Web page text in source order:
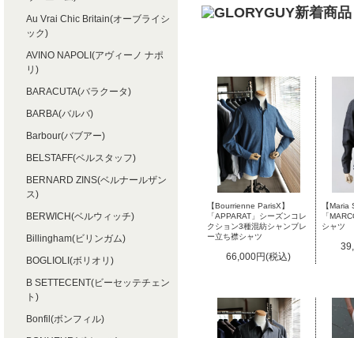
【Bourrienne ParisX】
「APPARAT」シーズンコレ
クション3種混紡シャンブレ
ー立ち襟シャツ
66,000円(税込)
【
「
シャツ
Au Vrai Chic Britain(オーブライシ
ック)
AVINO NAPOLI(アヴィーノ ナポ
リ)
BARACUTA(バラクータ)
BARBA(バルバ)
Barbour(バブアー)
BELSTAFF(ベルスタッフ)
BERNARD ZINS(ベルナールザン
ス)
BERWICH(ベルウィッチ)
Billingham(ビリンガム)
BOGLIOLI(ボリオリ)
B SETTECENT(ビーセッテチェン
ト)
Bonfil(ボンフィル)